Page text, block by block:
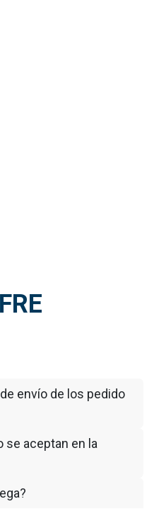
envío de los pedido
se aceptan en la